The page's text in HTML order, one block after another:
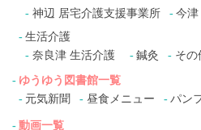
神辺 居宅介護支援事業所
今津
生活介護
奈良津 生活介護
鍼灸 その
ゆうゆう図書館一覧
元気新聞
昼食メニュー パン
動画一覧